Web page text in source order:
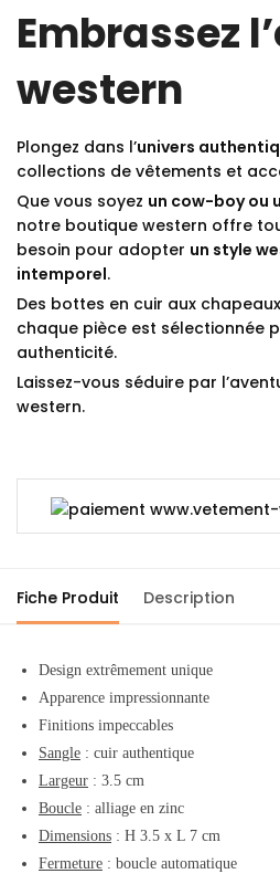
Embrassez
western
Plongez dans l’univers
collections de vêtements et
Que vous soyez un cow-boy ou
notre boutique western offre
besoin pour adopter un style
intemporel.
Des bottes en cuir aux
chaque pièce est sélectionnée
authenticité.
Laissez-vous séduire par
western.
Fiche Produit Description
Design extrêmement unique
Apparence impressionnante
Finitions impeccables
Sangle : cuir authentique
Largeur : 3.5 cm
Boucle : alliage en zinc
Dimensions : H 3.5 x L 7 cm
Fermeture : boucle automatique